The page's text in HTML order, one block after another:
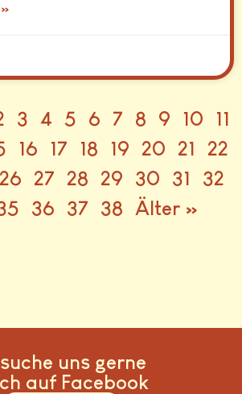
»
3 4 5 6 7 8 9 10
11
16 17 18 19 20 21
22
26 27 28 29 30 31
32
36 37 38 Älter »
uns gerne
auf Facebook